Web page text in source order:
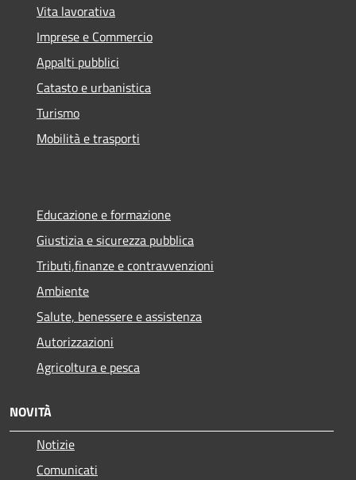
Vita lavorativa
Imprese e Commercio
Appalti pubblici
Catasto e urbanistica
Turismo
Mobilità e trasporti
Educazione e formazione
Giustizia e sicurezza pubblica
Tributi,finanze e contravvenzioni
Ambiente
Salute, benessere e assistenza
Autorizzazioni
Agricoltura e pesca
NOVITÀ
Notizie
Comunicati